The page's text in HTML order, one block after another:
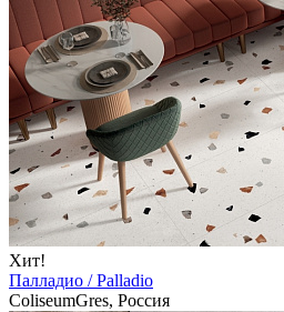
Хит!
Палладио / Palladio
ColiseumGres, Россия